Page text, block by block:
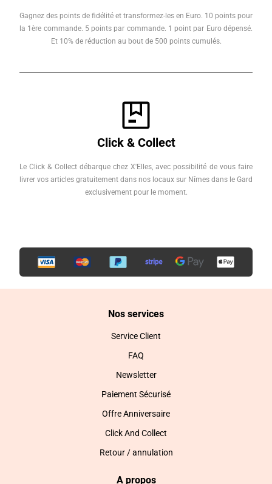
Gagnez des points de fidélité et transformez-les en Euro. 10 points pour
la 1ère commande. 5 points par commande. 1 point par Euro dépensé.
Et 10% de réduction au bout de 500 points cumulés.
Click & Collect
Le Click & Collect débarque chez X'Elles, avec possibilité de vous faire
livrer vos articles gratuitement dans nos locaux sur Nîmes dans le Gard
exclusivement pour le moment.
Nos services
Service Client
FAQ
Newsletter
Paiement Sécurisé
Offre Anniversaire
Click And Collect
Retour / annulation
A propos